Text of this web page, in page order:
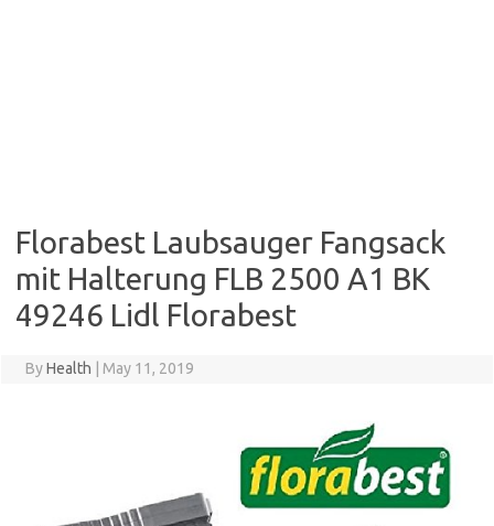
Florabest Laubsauger Fangsack
mit Halterung FLB 2500 A1 BK
49246 Lidl Florabest
ByHealth May 11, 2019